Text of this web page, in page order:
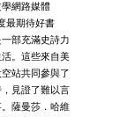
網路媒體
最期待好書
部充滿史詩力
。這些來自美
站共同參與了
見證了難以言
薩曼莎．哈維